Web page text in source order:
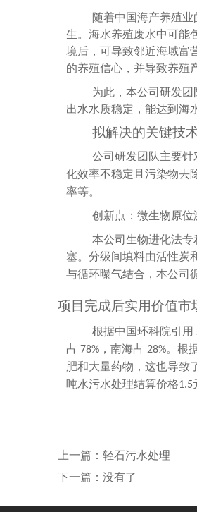
随着中国海产养殖
生。海水养殖废水中可能
境后，可导致邻近海域富
的养殖信心，并导致养殖
为此，本公司研发
出水水质稳定，能达到海
拟解决的关键技
公司研发团队主要针
化效率不稳定且污染物去
率等。
创新点：微生物原位
本公司生物进化法
塞。分级间填料由活性炭
与循环曝气结合，本公司
项目完成后实用价值市
根据中国环科院引用
占 78% ，南海占 28%。根
肥和大量药物，这也导致
吨水污水处理结算价格1.5
上一篇： 轻石污水处理
下一篇： 没有了